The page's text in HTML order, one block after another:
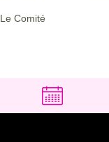
Le Comité